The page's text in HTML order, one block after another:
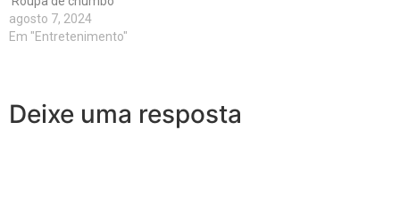
agosto 7, 2024
Em "Entretenimento"
Deixe uma resposta